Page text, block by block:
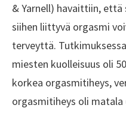
& Yarnell) havaittiin, että
siihen liittyvä orgasmi
terveyttä.
miesten kuolleisuus oli
korkea orgasmitiheys,
orgasmitiheys oli matala